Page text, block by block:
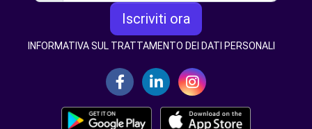
Iscriviti ora
INFORMATIVA SUL TRATTAMENTO DEI DATI PERSONALI